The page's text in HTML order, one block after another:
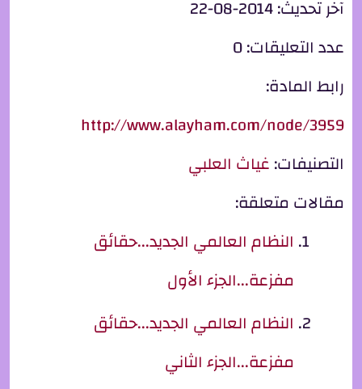
آخر تحديث:2014-08-22
عدد التعليقات:0
رابط المادة:
http://www.alayham.com/node/3959
التصنيفات:غياث العلبي
مقالات متعلقة:
النظام العالمي الجديد...حقائق
مفزعة...الجزء الأول
النظام العالمي الجديد...حقائق
مفزعة...الجزء الثاني